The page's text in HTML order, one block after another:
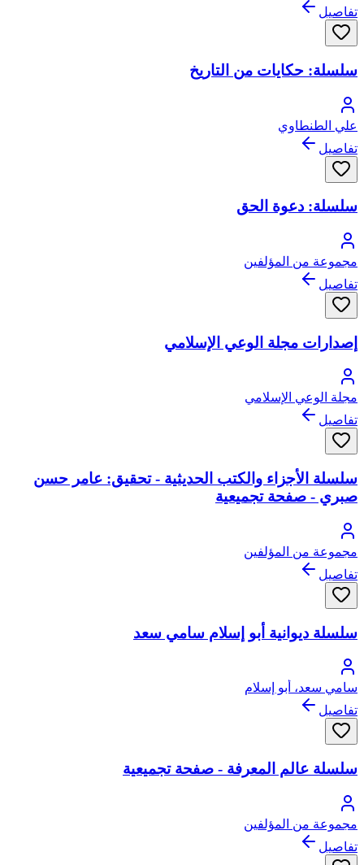
تفاصيل
سلسلة: حكايات من التاريخ
علي الطنطاوي
تفاصيل
سلسلة: دعوة الحق
مجموعة من المؤلفين
تفاصيل
إصدارات مجلة الوعي الإسلامي
مجلة الوعي الإسلامي
تفاصيل
سلسلة الأجزاء والكتب الحديثية - تحقيق: عامر حسن
صبري - صفحة تجميعية
مجموعة من المؤلفين
تفاصيل
سلسلة ديوانية أبو إسلام سامي سعد
سامي سعد، أبو إسلام
تفاصيل
سلسلة عالم المعرفة - صفحة تجميعية
مجموعة من المؤلفين
تفاصيل